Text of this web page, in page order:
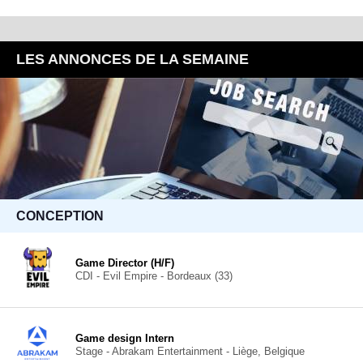
LES ANNONCES DE LA SEMAINE
CONCEPTION
Game Director (H/F)
CDI - Evil Empire - Bordeaux (33)
Game design Intern
Stage - Abrakam Entertainment - Liège, Belgique